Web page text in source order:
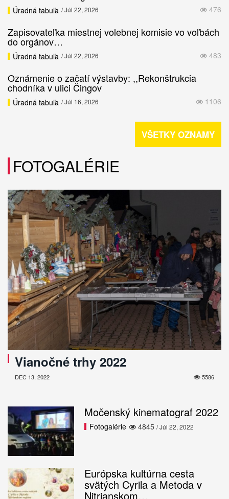
476
Úradná tabuľa / Júl 22, 2026
Zapisovateľka miestnej volebnej komisie vo voľbách
do orgánov…
483
Úradná tabuľa / Júl 22, 2026
Oznámenie o začatí výstavby: ,,Rekonštrukcia
chodníka v ulici Čingov
1106
Úradná tabuľa / Júl 16, 2026
VŠETKY OZNAMY
FOTOGALÉRIE
Vianočné trhy 2022
5586
DEC 13, 2022
Močenský kinematograf 2022
4845
Fotogalérie / Júl 22, 2022
Európska kultúrna cesta
svätých Cyrila a Metoda v
Nitrianskom…